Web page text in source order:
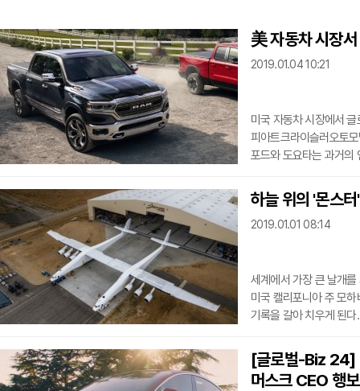
美 자동차 시장서
2019.01.04 10:21
미국 자동차 시장에서
피아트크라이슬러오토
포드와 도요타는 과거의
보여준 가장 큰 특징은,
스포츠형 다목적 차량
소비자들이 SUV와 픽업
하늘 위의 '몬스
2019.01.01 08:14
세계에서 가장 큰 날개를
미국 캘리포니아 주 모
기록을 갈아 치우게 된
사이즈의 척도가 되는
간주된다. 이하에서는
[글로벌-Biz 24]
머스크 CEO 행